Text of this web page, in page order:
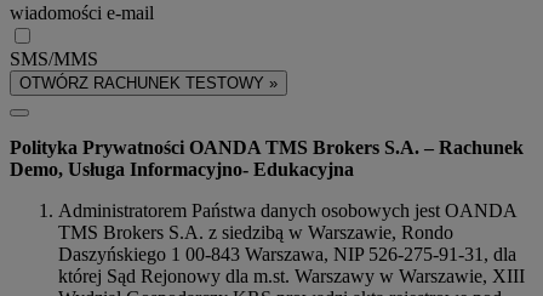
wiadomości e-mail
SMS/MMS
OTWÓRZ RACHUNEK TESTOWY »
Polityka Prywatności OANDA TMS Brokers S.A. – Rachunek
Demo, Usługa Informacyjno- Edukacyjna
Administratorem Państwa danych osobowych jest OANDA
TMS Brokers S.A. z siedzibą w Warszawie, Rondo
Daszyńskiego 1 00-843 Warszawa, NIP 526-275-91-31, dla
której Sąd Rejonowy dla m.st. Warszawy w Warszawie, XIII